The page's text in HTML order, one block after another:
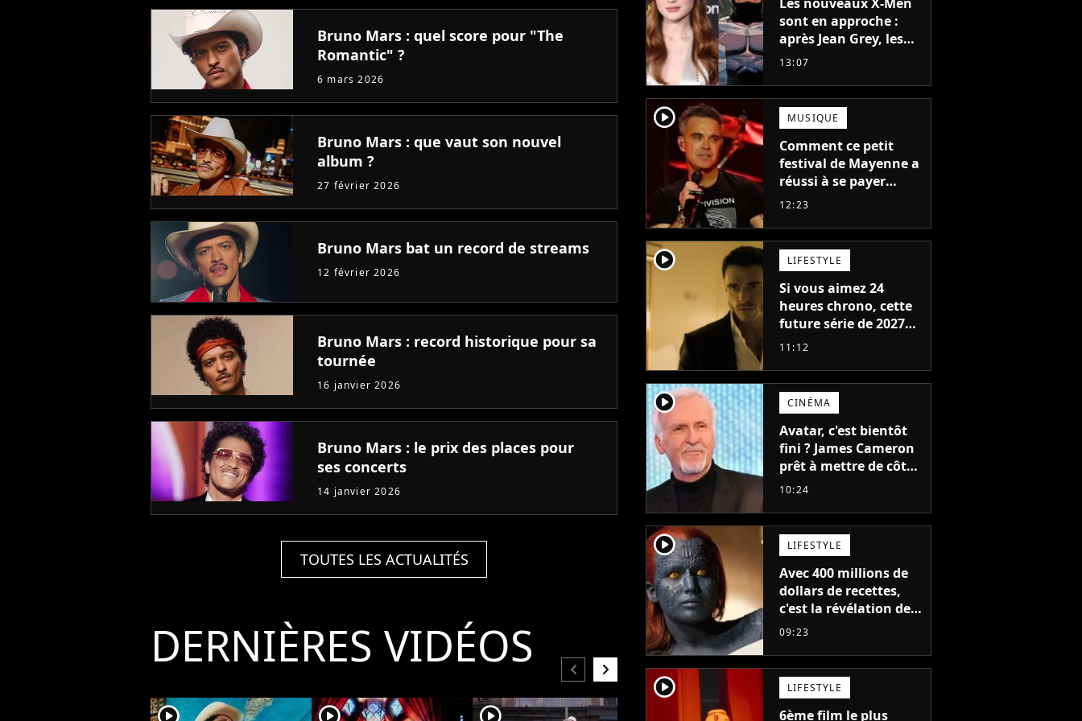
Bruno Mars : quel score pour "The
Romantic" ?
6 mars 2026
Bruno Mars : que vaut son nouvel
album ?
27 février 2026
Bruno Mars bat un record de streams
12 février 2026
Bruno Mars : record historique pour sa
tournée
16 janvier 2026
Bruno Mars : le prix des places pour
ses concerts
14 janvier 2026
TOUTES LES ACTUALITÉS
DERNIÈRES VIDÉOS
player2 player2 player2
chevron_left chevron_right
sont en approche :
après Jean Grey, les
acteurs qui vont jouer
Cyclope trouvés !
13:07
player2 MUSIQUE
Comment ce petit
festival de Mayenne a
réussi à se payer
Robbie Williams, Jul et
12:23
player2 LIFESTYLE
Si vous aimez 24
heures chrono, cette
future série de 2027
va devenir votre
11:12
player2 CINÉMA
Avatar, c'est bientôt
fini ? James Cameron
prêt à mettre de côté
sa saga de science-
de recettes
10:24
player2 LIFESTYLE
Avec 400 millions de
dollars de recettes,
c'est la révélation de
2026 au cinéma : cette
remplacer Jennifer
Lawrence chez Marvel
09:23
player2 LIFESTYLE
6ème film le plus